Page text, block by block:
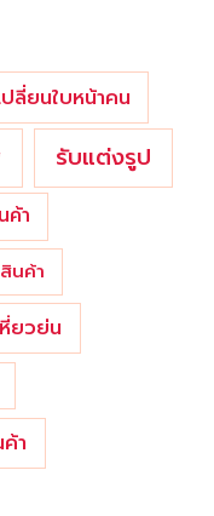
ปลี่ยนใบหน้าคน
รับแต่งรูป
ค้า
นค้า
ยวย่น
า